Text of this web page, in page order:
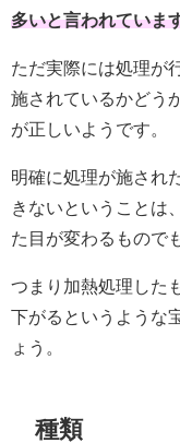
多いと言われていま
ただ実際には処理が
施されているかどう
が正しいようです。
明確に処理が施され
きないということは
た目が変わるもので
つまり加熱処理した
下がるというような
ょう。
種類